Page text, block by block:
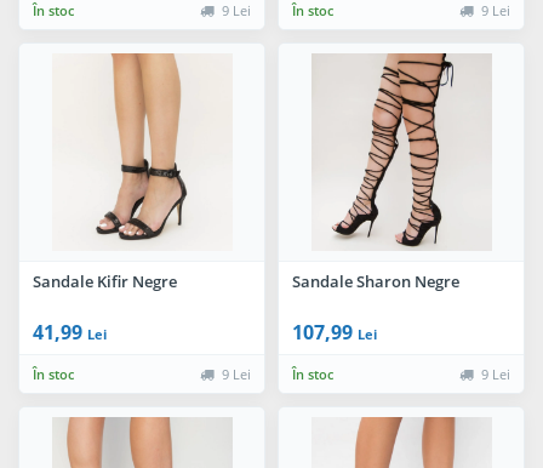
În stoc 9 Lei În stoc 9 Lei
Sandale Kifir Negre
41,99 Lei
În stoc 9 Lei
Sandale Sharon Negre
107,99 Lei
În stoc 9 Lei